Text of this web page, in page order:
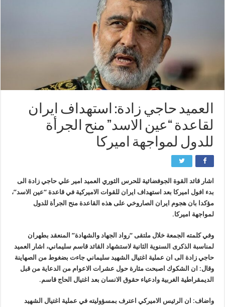
العميد حاجي زادة: استهداف ايران
لقاعدة “عين الاسد” منح الجرأة
للدول لمواجهة اميركا
اشار قائد القوة الجوفضائية للحرس الثوري العميد امير علي حاجي زادة الى
بدء افول اميركا بعد استهداف ايران للقوات الامیرکیة في قاعدة “عين الاسد”،
مؤكدا بان هجوم ايران الصاروخي على هذه القاعدة منح الجرأة للدول
لمواجهة اميركا.
وفي كلمته الجمعة خلال ملتقى “رواد الجهاد والشهادة” المنعقد بطهران
لمناسبة الذكرى السنوية الثانية لاستشهاد القائد قاسم سليماني، اشار العميد
حاجي زادة الى ان عملية اغتيال الشهيد سليماني جاءت بضغوط من الصهاينة
وقال: ان الشكوك اصبحت مثارة حول عشرات الاعوام من الدعاية من قبل
الديمقراطية الغربية وادعياء حقوق الانسان بعد اغتيال الحاج قاسم.
واضاف: ان الرئيس الاميركي اعترف بمسؤوليته في عملية اغتيال الشهيد